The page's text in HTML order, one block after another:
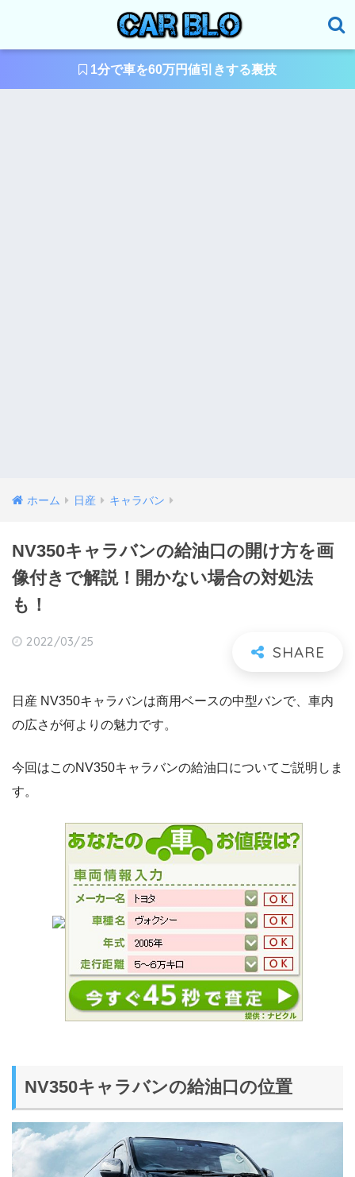
1分で車を60万円値引きする裏技
ホーム 日産 キャラバン
NV350キャラバンの給油口の開け方を画
像付きで解説！開かない場合の対処法
も！
2022/03/25
日産 NV350キャラバンは商用ベースの中型バンで、車内
の広さが何よりの魅力です。
今回はこのNV350キャラバンの給油口についてご説明しま
す。
NV350キャラバンの給油口の位置